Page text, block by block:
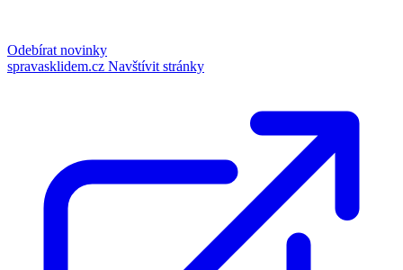
Odebírat novinky
spravasklidem.cz Navštívit stránky